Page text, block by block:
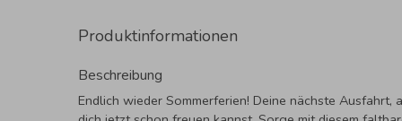
Produktinformationen
Beschreibung
Endlich wieder Sommerferien! Deine nächste Ausfahrt,